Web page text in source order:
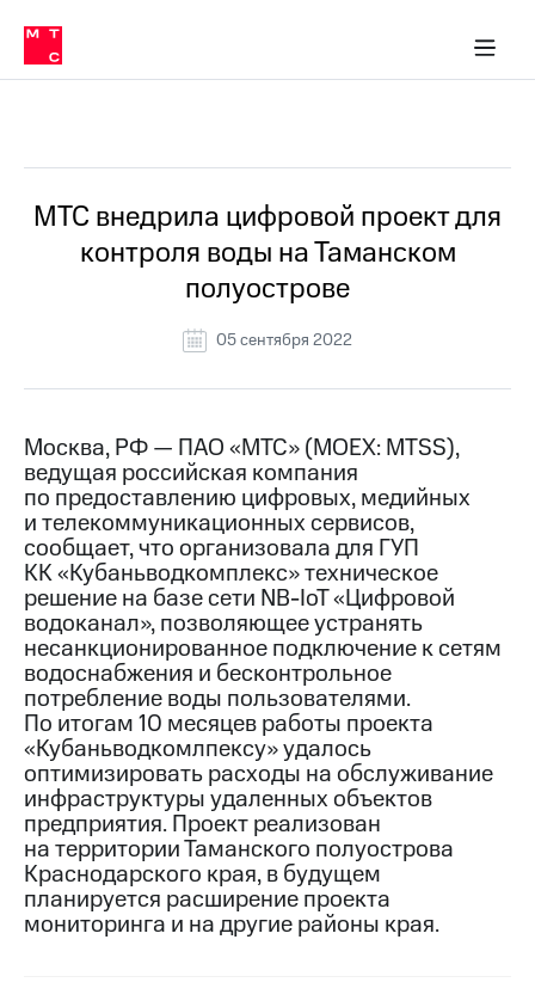
Медиа-центр
и акционерам
Устойчивое развитие
Комплаенс и деловая этика
компании
Карьера
История
компании
Руководство
информация
Контакты
Медиа-центр
Пресс-
релизы
МТС
о технологиях
Достижения
Интервью
Финансовая
отчетность
Контакты
Новости
в
регионе
и акционерам
в МТС
Пресс-
релизы
о технологиях
МТС внедрила цифровой проект для
контроля воды на Таманском
полуострове
05 сентября 2022
Москва, РФ — ПАО «МТС» (MOEX: MTSS),
ведущая российская компания
по предоставлению цифровых, медийных
и телекоммуникационных сервисов,
сообщает, что организовала для ГУП
КК «Кубаньводкомплекс» техническое
решение на базе сети NB-IoT «Цифровой
водоканал», позволяющее устранять
несанкционированное подключение к сетям
водоснабжения и бесконтрольное
потребление воды пользователями.
По итогам 10 месяцев работы проекта
«Кубаньводкомлпексу» удалось
оптимизировать расходы на обслуживание
инфраструктуры удаленных объектов
предприятия. Проект реализован
на территории Таманского полуострова
Краснодарского края, в будущем
планируется расширение проекта
мониторинга и на другие районы края.